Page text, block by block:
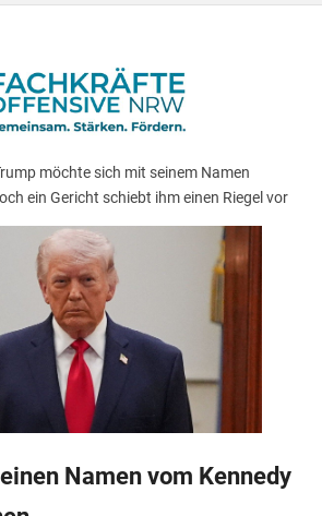
möchte sich mit seinem Namen
ein Gericht schiebt ihm einen Riegel vor
Namen vom Kennedy